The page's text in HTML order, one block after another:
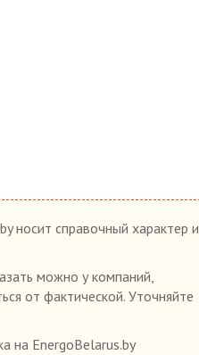
носит справочный характер и
можно у компаний,
от фактической. Уточняйте
на EnergoBelarus.by